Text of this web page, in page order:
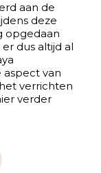
aan de
deze
opgedaan
dus altijd al
van
verrichten
verder